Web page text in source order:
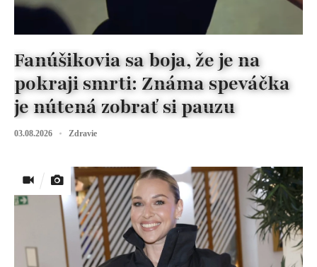
Fanúšikovia sa boja, že je na
pokraji smrti: Známa speváčka
je nútená zobrať si pauzu
03.08.2026 Zdravie